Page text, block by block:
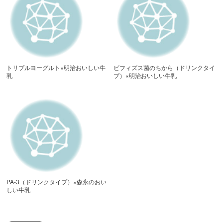
トリプルヨーグルト×明治おいしい牛
乳
ビフィズス菌のちから（ドリンクタイ
プ）×明治おいしい牛乳
PA-3（ドリンクタイプ）×森永のおい
しい牛乳